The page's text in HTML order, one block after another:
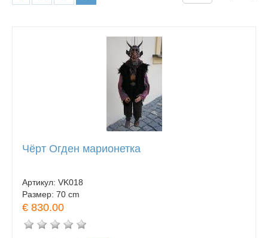
Чёрт Огден марионетка
Артикул: VK018
Размер: 70 cm
€ 830.00